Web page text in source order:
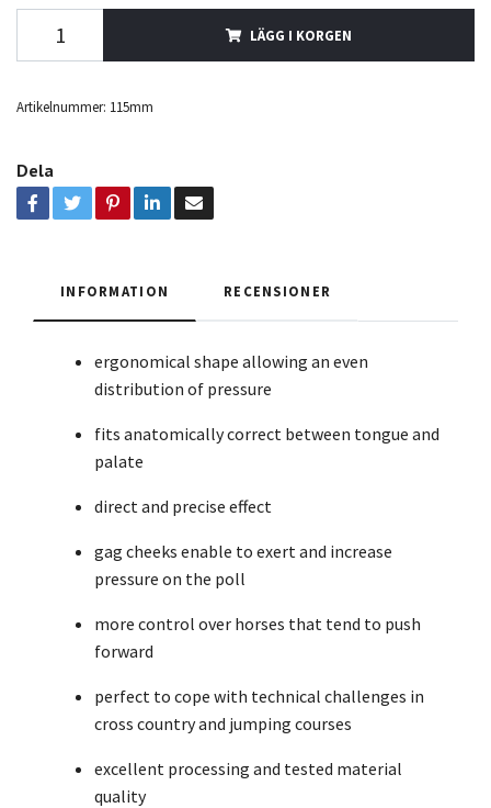
LÄGG I KORGEN
Artikelnummer: 115mm
Dela
INFORMATION RECENSIONER
ergonomical shape allowing an even
distribution of pressure
fits anatomically correct between tongue and
palate
direct and precise effect
gag cheeks enable to exert and increase
pressure on the poll
more control over horses that tend to push
forward
perfect to cope with technical challenges in
cross country and jumping courses
excellent processing and tested material
quality